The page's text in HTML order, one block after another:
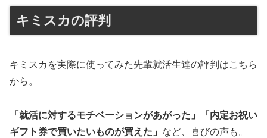
キミスカの評判
キミスカを実際に使ってみた先輩就活生達の評判はこちら
から。
「就活に対するモチベーションがあがった」「内定お祝い
ギフト券で買いたいものが買えた」 など、喜びの声も。